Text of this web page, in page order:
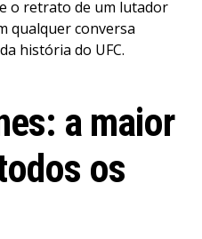
o retrato de um lutador
qualquer conversa
história do UFC.
a maior
os